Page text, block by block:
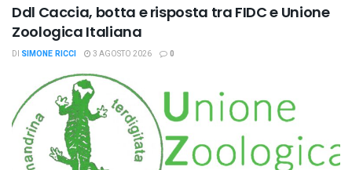
Ddl Caccia, botta e risposta tra FIDC e Unione
Zoologica Italiana
DI SIMONE RICCI 3 AGOSTO 2026 0